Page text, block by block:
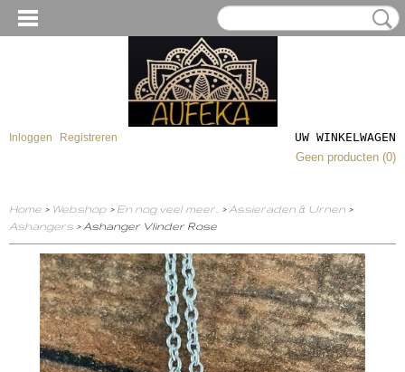
Inloggen Registreren
UW WINKELWAGEN
Geen producten (0)
Home > Webshop > En nog veel meer.. > Assieraden & Urnen >
Ashangers > Ashanger Vlinder Rose